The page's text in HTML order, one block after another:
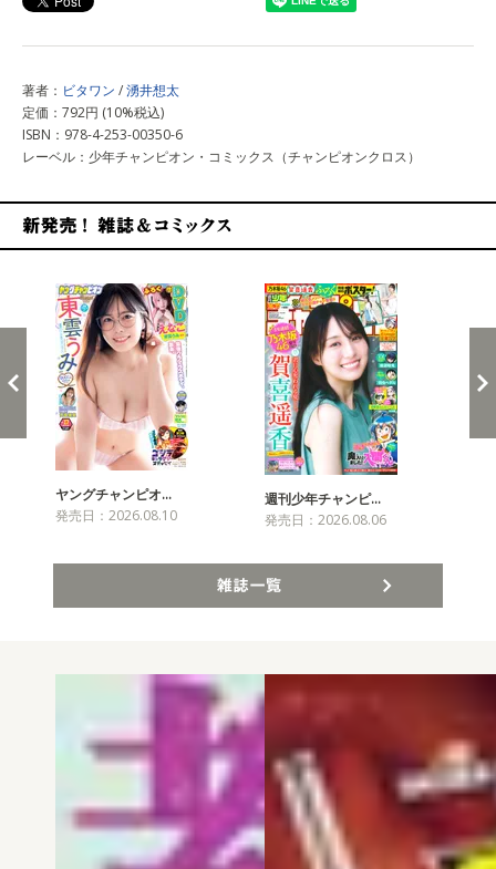
著者： ビタワン /湧井想太
定価：792円 (10%税込)
ISBN：978-4-253-00350-6
レーベル：少年チャンピオン・コミックス（チャンピオンクロス）
ヤングチャンピオ…
発売日：2026.08.10
週刊少年チャンピ…
発売日：2026.08.06